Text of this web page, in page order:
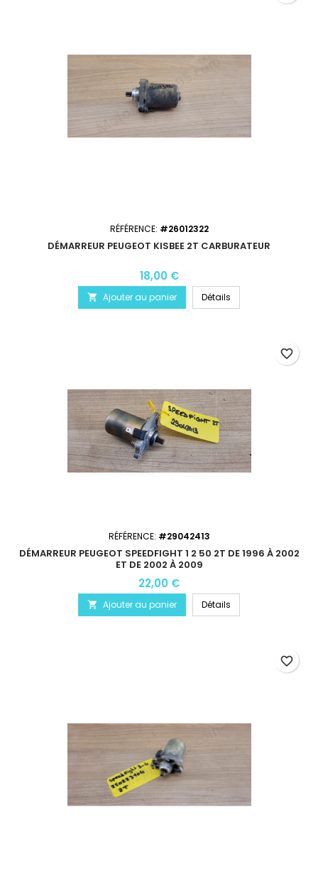
RÉFÉRENCE: #26012322
DÉMARREUR PEUGEOT KISBEE 2T CARBURATEUR
18,00 €
 Ajouter au panier Détails
RÉFÉRENCE: #29042413
DÉMARREUR PEUGEOT SPEEDFIGHT 1 2 50 2T DE 1996 À 2002
ET DE 2002 À 2009
22,00 €
 Ajouter au panier Détails
favorite_border
favorite_border